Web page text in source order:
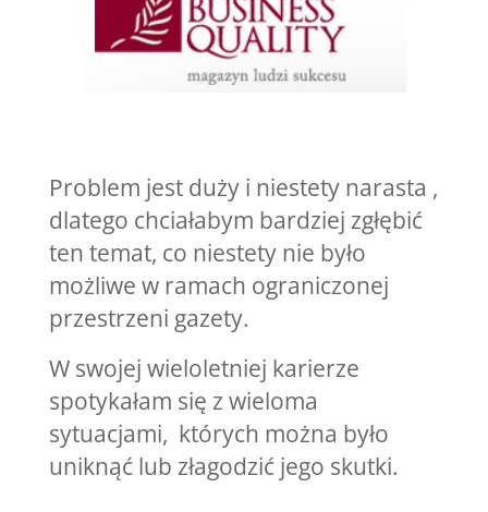
Problem jest duży i niestety narasta ,
dlatego chciałabym bardziej zgłębić
ten temat, co niestety nie było
możliwe w ramach ograniczonej
przestrzeni gazety.
W swojej wieloletniej karierze
spotykałam się z wieloma
sytuacjami, których można było
uniknąć lub złagodzić jego skutki.